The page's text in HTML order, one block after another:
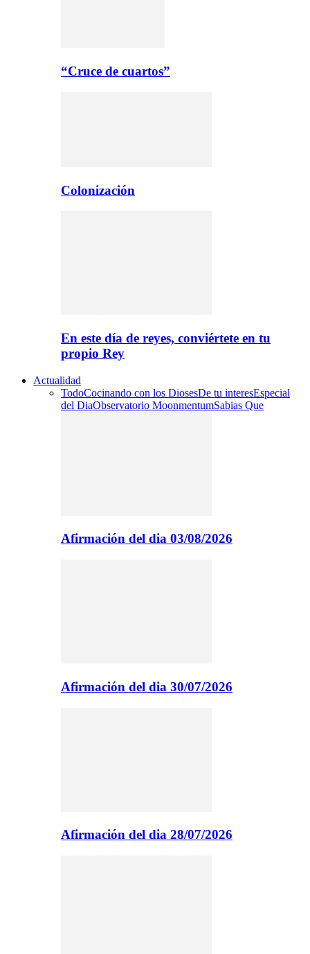
“Cruce de cuartos”
Colonización
En este día de reyes, conviértete en tu
propio Rey
Actualidad
TodoCocinando con los DiosesDe tu interesEspecial
del DiaObservatorio MoonmentumSabias Que
Afirmación del dia 03/08/2026
Afirmación del dia 30/07/2026
Afirmación del dia 28/07/2026